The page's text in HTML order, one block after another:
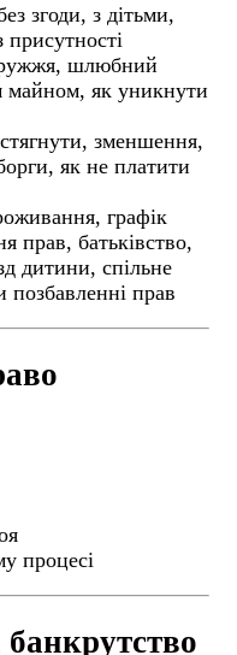
згоди, з дітьми,
шлюбний
майном, як уникнути
зменшення,
як не платити
графік
прав, батьківство,
дитини, спільне
позбавленні прав
процесі